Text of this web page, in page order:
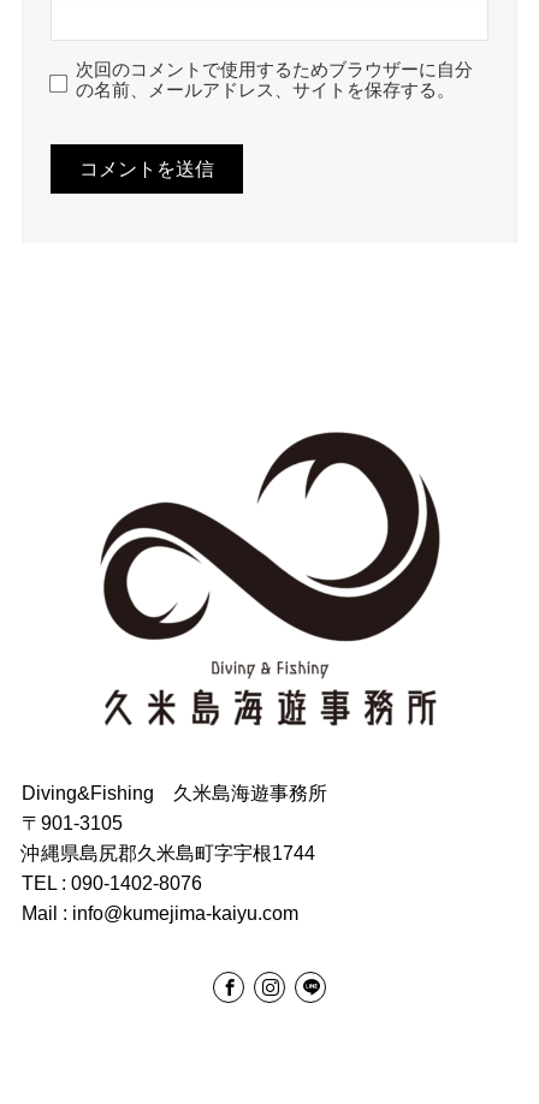
次回のコメントで使用するためブラウザーに自分
の名前、メールアドレス、サイトを保存する。
Diving&Fishing 久米島海遊事務所
〒901-3105
沖縄県島尻郡久米島町字宇根1744
TEL : 090-1402-8076
Mail : info@kumejima-kaiyu.com